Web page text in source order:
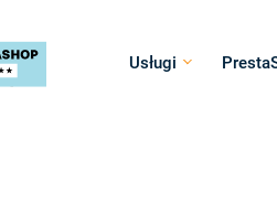
Usługi